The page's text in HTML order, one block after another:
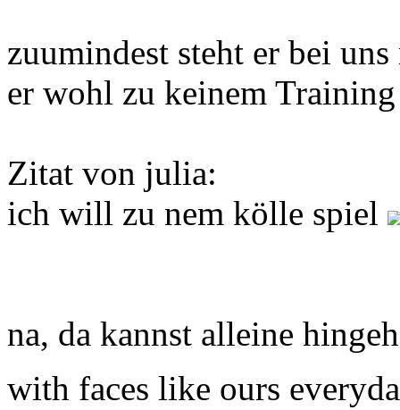
zuumindest steht er bei
er wohl zu keinem
Zitat von julia:
ich will zu nem kölle spiel
na, da kannst alleine
with faces like ours